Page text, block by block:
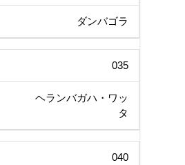
ダンバゴラ
035
ヘランバガハ・ワッ
タ
040